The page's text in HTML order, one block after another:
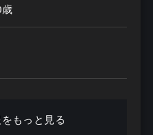
歳
もっと見る